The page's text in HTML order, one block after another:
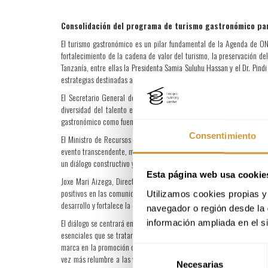
Consentimiento
Esta página web usa
Utilizamos cookies propias
navegador o región desde
información ampliada en el
Selección
Necesarias
Consolidación del programa de turismo gastronómico
El turismo gastronómico es un pilar fundamental de la Agenda de
fortalecimiento de la cadena de valor del turismo, la preservación
Tanzanía, entre ellas la Presidenta Samia Suluhu Hassan y el Dr.
estrategias destinadas a mejorar la competitividad turística de África
El Secretario General de ONU Turismo, Zurab Pololikashvili, ha
diversidad del talento en el continente. Estamos impacientes
gastronómico como fuente de crecimiento y oportunidades de
El Ministro de Recursos Naturales y Turismo de Tanzania, el
evento transcendente, muestra de nuestra rica herencia culinaria y
un diálogo constructivo y exploren el potencial de la gastronomía
Joxe Mari Aizega, Director General del Basque Culinary Center,
positivos en las comunidades locales y el medio ambiente. La
desarrollo y fortalece la cohesión regional”.
El diálogo se centrará en el fortalecimiento de la cadena de valor
esenciales que se tratarán cabe mencionar el vínculo entre el
marca en la promoción de la gastronomía africana y el
vez más relumbre a las vivencias de los visitantes. Asimismo, en